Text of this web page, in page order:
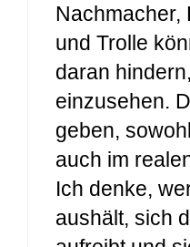
Nachmacher,
und Trolle
daran
einzusehen.
geben,
auch im
Ich denke,
aushält, sich